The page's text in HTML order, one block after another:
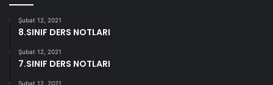
Şubat 12, 2021
8.SINIF DERS NOTLARI
Şubat 12, 2021
7.SINIF DERS NOTLARI
Şubat 12, 2021